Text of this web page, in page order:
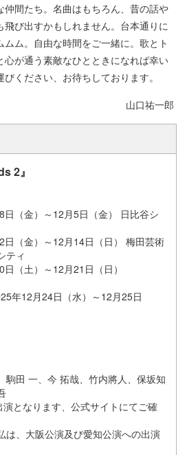
仲間たち。名曲はもちろん、昔の話や
飛び出すかもしれません。台本通りに
ム。自由な時間をご一緒に。歌とト
心が通う素敵なひとときになれば幸い
ください、お待ちしております。
山口祐一郎
2』
（金）～12月5日（金） 日比谷シ
日（金）～12月14日（日） 梅田芸術
ティ
（土）～12月21日（日）
年12月24日（水）～12月25日
駒田 一、今 拓哉、竹内將人、保坂知
となります、公式サイトにてご確
は、大阪公演及び愛知公演への出演